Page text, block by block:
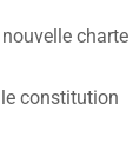
nouvelle charte
constitution